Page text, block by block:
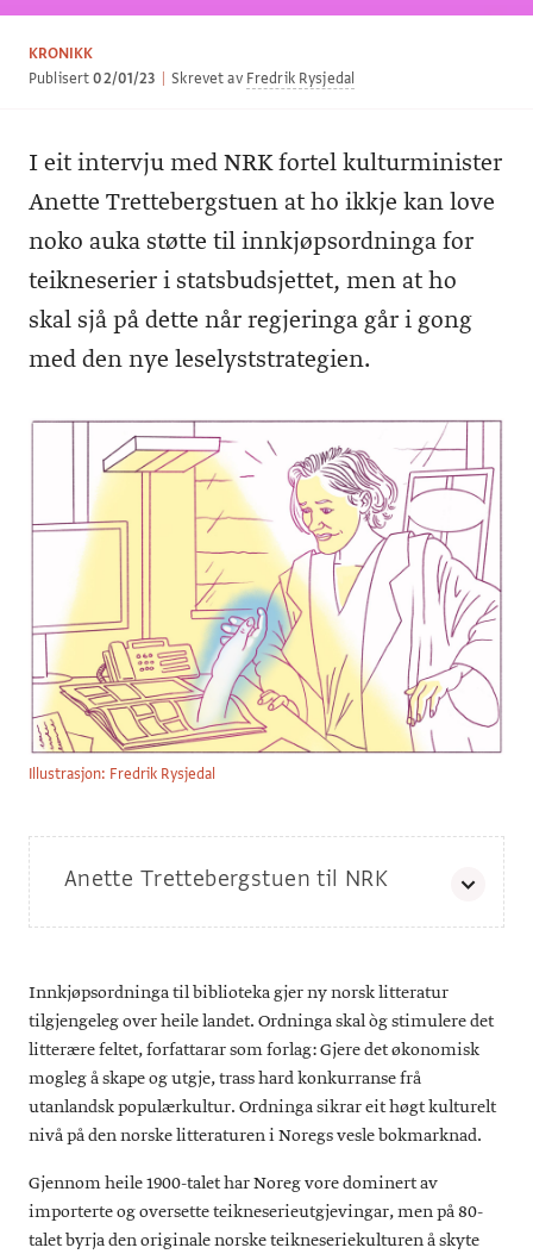
KRONIKK
Publisert02/01/23 Skrevet av Fredrik Rysjedal
I eit intervju med NRK fortel kulturminister
Anette Trettebergstuen at ho ikkje kan love
noko auka støtte til innkjøpsordninga for
teikneserier i statsbudsjettet, men at ho
skal sjå på dette når regjeringa går i gong
med den nye leselyststrategien.
Illustrasjon: Fredrik Rysjedal
Anette Trettebergstuen til NRK
Lene Rennesloft fråGrafillvitja NRK nyhetsmorgen for å
Trettebergstuen,som du kan høyre her.
Innkjøpsordninga til biblioteka gjer ny norsk litteratur
tilgjengeleg over heile landet. Ordninga skal òg stimulere det
litterære feltet, forfattarar som forlag: Gjere det økonomisk
mogleg å skape og utgje, trass hard konkurranse frå
utanlandsk populærkultur. Ordninga sikrar eit høgt kulturelt
nivå på den norske litteraturen i Noregs vesle bokmarknad.
Gjennom heile 1900-talet har Noreg vore dominert av
importerte og oversette teikneserieutgjevingar, men på 80-
talet byrja den originale norske teikneseriekulturen å skyte